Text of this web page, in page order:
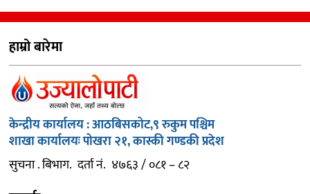
हाम्रो बारेमा
केन्द्रीय कार्यालय : आठबिसकोट,९ रुकुम पश्चिम
शाखा कार्यालयः पोखरा २१, कास्की गण्डकी प्रदेश
सुचना . बिभाग. दर्ता नं. ४७६३ / ०८१ – ८२